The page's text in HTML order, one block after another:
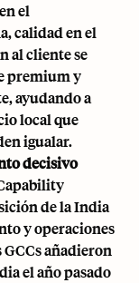
el
calidad en el
al cliente se
premium y
ayudando a
local que
igualar.
decisivo
de la India
y operaciones
añadieron
el año pasado